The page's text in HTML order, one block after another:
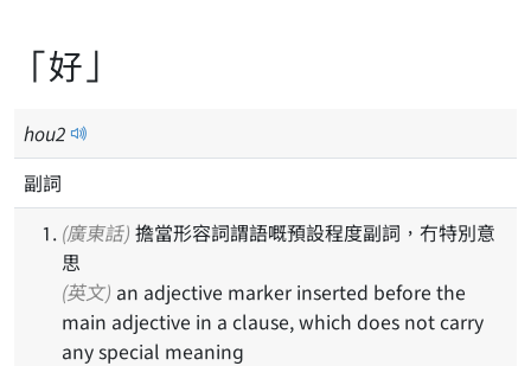
「好」
hou2
副詞
(廣東話)
思
(英文)
main adjective in a clause, which does not carry
any special meaning